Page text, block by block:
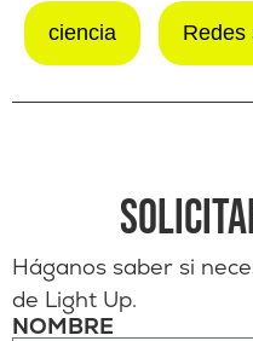
ciencia Redes
Háganos saber si
de Light Up.
NOMBRE